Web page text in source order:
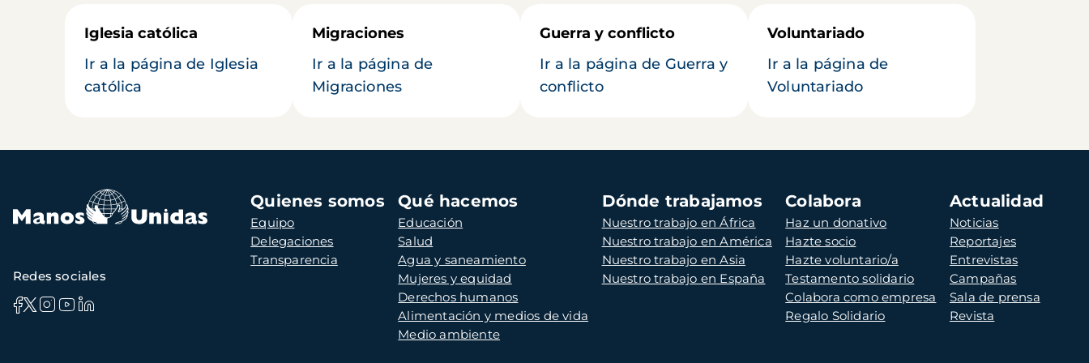
Iglesia católica
Ir a la página de Iglesia
católica
Migraciones
Ir a la página de
Migraciones
Guerra y conflicto
Ir a la página de Guerra y
conflicto
Voluntariado
Ir a la página de
Voluntariado
Navegación
principal
Quienes somos
Equipo
Delegaciones
Transparencia
Qué hacemos
Educación
Salud
Agua y saneamiento
Mujeres y equidad
Derechos humanos
Alimentación y medios de vida
Medio ambiente
Dónde trabajamos
Nuestro trabajo en África
Nuestro trabajo en América
Nuestro trabajo en Asia
Nuestro trabajo en España
Colabora
Haz un donativo
Hazte socio
Hazte voluntario/a
Testamento solidario
Colabora como empresa
Regalo Solidario
Actualidad
Noticias
Reportajes
Entrevistas
Campañas
Sala de prensa
Revista
Redes sociales